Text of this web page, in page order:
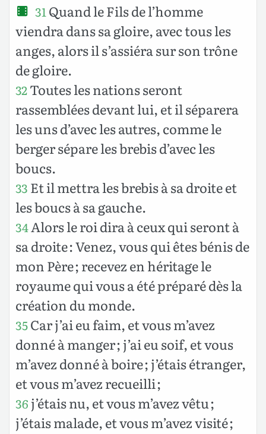
31 Quand le Fils de l’homme
viendra dans sa gloire, avec tous les
anges, alors il s’assiéra sur son trône
de gloire.
32Toutes les nations seront
rassemblées devant lui, et il séparera
les uns d’avec les autres, comme le
berger sépare les brebis d’avec les
boucs.
33 Et il mettra les brebis à sa droite et
les boucs à sa gauche.
34Alors le roi dira à ceux qui seront à
sa droite : Venez, vous qui êtes bénis de
mon Père ; recevez en héritage le
royaume qui vous a été préparé dès la
création du monde.
35Car j’ai eu faim, et vous m’avez
donné à manger ; j’ai eu soif, et vous
m’avez donné à boire ; j’étais étranger,
et vous m’avez recueilli ;
36 j’étais nu, et vous m’avez vêtu ;
j’étais malade, et vous m’avez visité ;